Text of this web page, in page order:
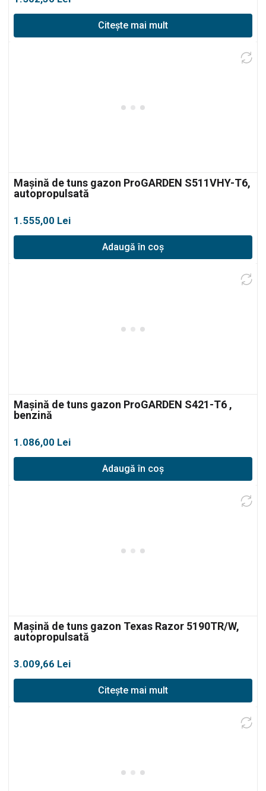
Citește mai mult
Mașină de tuns gazon ProGARDEN S511VHY-T6,
autopropulsată
1.555,00 Lei
Adaugă în coș
Mașină de tuns gazon ProGARDEN S421-T6 ,
benzină
1.086,00 Lei
Adaugă în coș
Mașină de tuns gazon Texas Razor 5190TR/W,
autopropulsată
3.009,66 Lei
Citește mai mult